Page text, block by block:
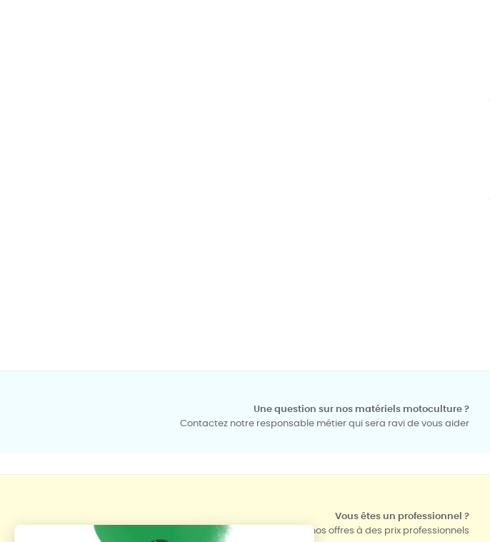
Une question sur nos matériels motoculture ?
Contactez notre responsable métier qui sera ravi de vous aider
Vous êtes un professionnel ?
Retrouvez toutes nos offres à des prix professionnels